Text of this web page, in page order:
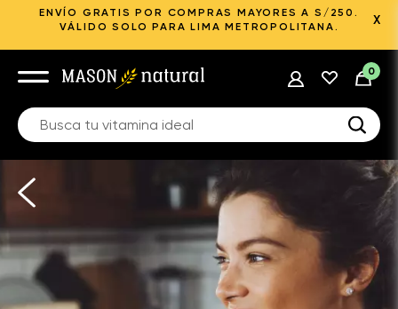
ENVÍO GRATIS POR COMPRAS MAYORES A S/250.
VÁLIDO SOLO PARA LIMA METROPOLITANA.
X
0